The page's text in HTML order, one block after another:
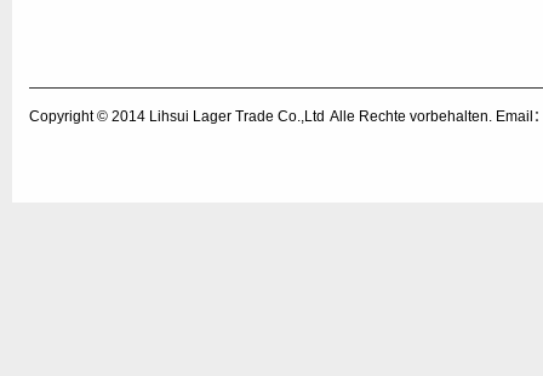
Copyright © 2014 Lihsui Lager Trade Co.,Ltd Alle Rechte vorbehalten. Email